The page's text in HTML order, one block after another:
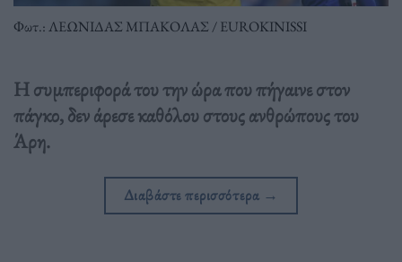
Φωτ.: ΛΕΩΝΙΔΑΣ ΜΠΑΚΟΛΑΣ / EUROKINISSI
Η συμπεριφορά του την ώρα που πήγαινε στον
πάγκο, δεν άρεσε καθόλου στους ανθρώπους του
Άρη.
Διαβάστε περισσότερα →